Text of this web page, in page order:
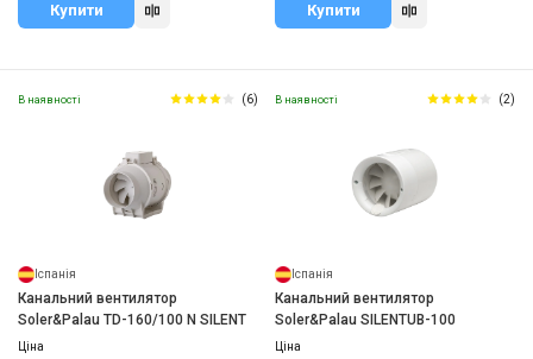
Купити Купити
В наявності (6)
Іспанія
Канальний вентилятор
Soler&Palau TD-160/100 N SILENT
Ціна
В наявності (2)
Іспанія
Канальний вентилятор
Soler&Palau SILENTUB-100
Ціна